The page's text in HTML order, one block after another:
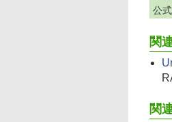
公
関
関